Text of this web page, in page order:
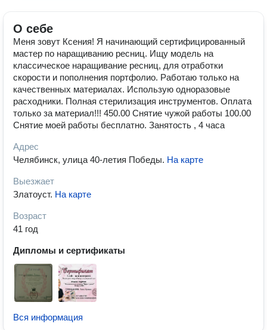
О себе
Меня зовут Ксения! Я начинающий сертифицированный
мастер по наращиванию ресниц. Ищу модель на
классическое наращивание ресниц, для отработки
скорости и пополнения портфолио. Работаю только на
качественных материалах. Использую одноразовые
расходники. Полная стерилизация инструментов. Оплата
только за материал!!! 450.00 Снятие чужой работы 100.00
Снятие моей работы бесплатно. Занятость , 4 часа
Адрес
Челябинск, улица 40-летия Победы. На карте
Выезжает
Златоуст. На карте
Возраст
41 год
Дипломы и сертификаты
Вся информация